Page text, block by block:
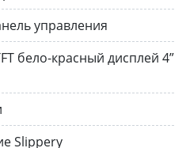
управления
бело-красный дисплей 4”
Slippery